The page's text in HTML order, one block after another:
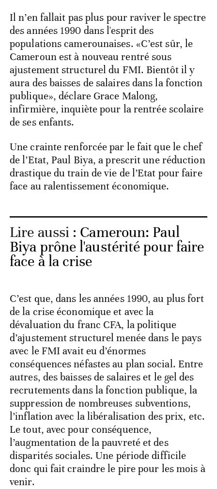
Il n’en fallait pas plus pour raviver le spectre
des années 1990 dans l'esprit des
populations camerounaises. «C’est sûr, le
Cameroun est à nouveau rentré sous
ajustement structurel du FMI. Bientôt il y
aura des baisses de salaires dans la fonction
publique», déclare Grace Malong,
infirmière, inquiète pour la rentrée scolaire
de ses enfants.
Une crainte renforcée par le fait que le chef
de l’Etat, Paul Biya, a prescrit une réduction
drastique du train de vie de l’Etat pour faire
face au ralentissement économique.
Lire aussi : Cameroun: Paul
Biya prône l'austérité pour faire
face à la crise
C’est que, dans les années 1990, au plus fort
de la crise économique et avec la
dévaluation du franc CFA, la politique
d’ajustement structurel menée dans le pays
avec le FMI avait eu d’énormes
conséquences néfastes au plan social. Entre
autres, des baisses de salaires et le gel des
recrutements dans la fonction publique, la
suppression de nombreuses subventions,
l’inflation avec la libéralisation des prix, etc.
Le tout, avec pour conséquence,
l’augmentation de la pauvreté et des
disparités sociales. Une période difficile
donc qui fait craindre le pire pour les mois à
venir.